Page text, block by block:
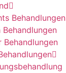
Behandlungen
Behandlungen
Behandlungen